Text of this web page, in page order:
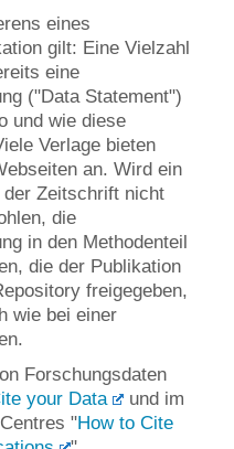
eines
gilt: Eine Vielzahl
eine
("Data Statement")
und wie diese
Verlage bieten
an. Wird ein
der Zeitschrift nicht
die
in den Methodenteil
die der Publikation
freigegeben,
wie bei einer
Forschungsdaten
your Data
und im
"How to Cite